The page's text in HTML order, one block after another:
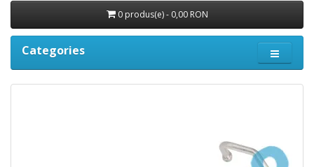
0 produs(e) - 0,00 RON
Categories